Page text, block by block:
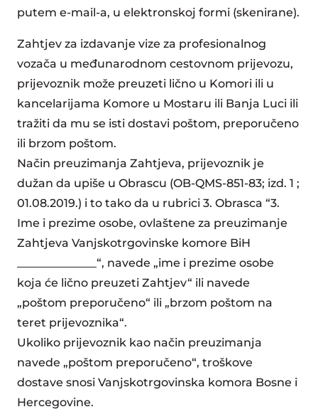
putem e-mail-a, u elektronskoj formi (skenirane).
Zahtjev za izdavanje vize za profesionalnog
vozača u međunarodnom cestovnom prijevozu,
prijevoznik može preuzeti lično u Komori ili u
kancelarijama Komore u Mostaru ili Banja Luci ili
tražiti da mu se isti dostavi poštom, preporučeno
ili brzom poštom.
Način preuzimanja Zahtjeva, prijevoznik je
dužan da upiše u Obrascu (OB-QMS-851-83; izd. 1 ;
01.08.2019.) i to tako da u rubrici 3. Obrasca “3.
Ime i prezime osobe, ovlaštene za preuzimanje
Zahtjeva Vanjskotrgovinske komore BiH
______________“, navede „ime i prezime osobe
koja će lično preuzeti Zahtjev“ ili navede
„poštom preporučeno“ ili „brzom poštom na
teret prijevoznika“.
Ukoliko prijevoznik kao način preuzimanja
navede „poštom preporučeno“, troškove
dostave snosi Vanjskotrgovinska komora Bosne i
Hercegovine.